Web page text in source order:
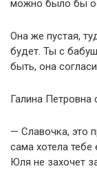
можно было бы
Она же пустая,
будет. Ты с
быть, она
Галина Петровна
— Славочка, это
сама хотела
Юля не захочет